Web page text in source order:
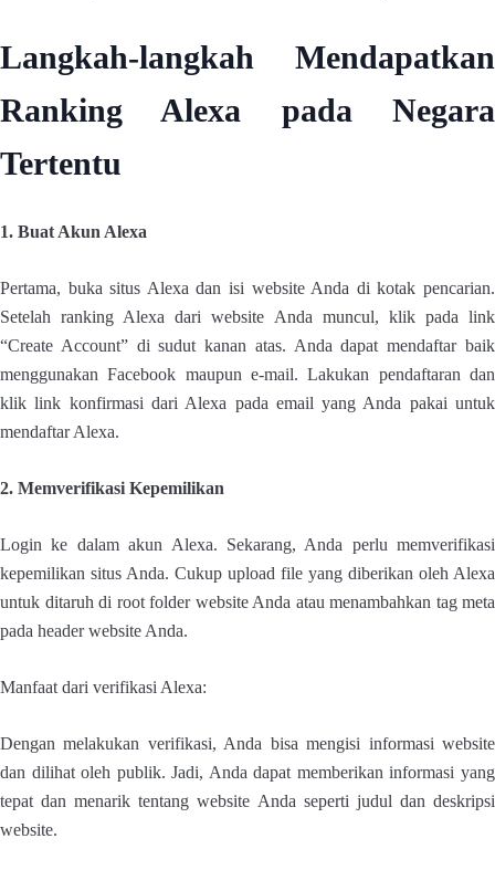
Langkah-langkah Mendapatkan
Ranking Alexa pada Negara
Tertentu
1. Buat Akun Alexa
Pertama, buka situs Alexa dan isi website Anda di kotak pencarian.
Setelah ranking Alexa dari website Anda muncul, klik pada link
“Create Account” di sudut kanan atas. Anda dapat mendaftar baik
menggunakan Facebook maupun e-mail. Lakukan pendaftaran dan
klik link konfirmasi dari Alexa pada email yang Anda pakai untuk
mendaftar Alexa.
2. Memverifikasi Kepemilikan
Login ke dalam akun Alexa. Sekarang, Anda perlu memverifikasi
kepemilikan situs Anda. Cukup upload file yang diberikan oleh Alexa
untuk ditaruh di root folder website Anda atau menambahkan tag meta
pada header website Anda.
Manfaat dari verifikasi Alexa:
Dengan melakukan verifikasi, Anda bisa mengisi informasi website
dan dilihat oleh publik. Jadi, Anda dapat memberikan informasi yang
tepat dan menarik tentang website Anda seperti judul dan deskripsi
website.